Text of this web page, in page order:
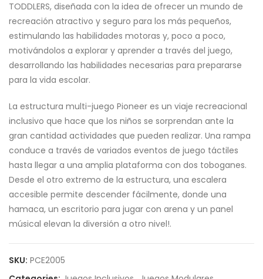
TODDLERS, diseñada con la idea de ofrecer un mundo de
recreación atractivo y seguro para los más pequeños,
estimulando las habilidades motoras y, poco a poco,
motivándolos a explorar y aprender a través del juego,
desarrollando las habilidades necesarias para prepararse
para la vida escolar.
La estructura multi-juego Pioneer es un viaje recreacional
inclusivo que hace que los niños se sorprendan ante la
gran cantidad actividades que pueden realizar. Una rampa
conduce a través de variados eventos de juego táctiles
hasta llegar a una amplia plataforma con dos toboganes.
Desde el otro extremo de la estructura, una escalera
accesible permite descender fácilmente, donde una
hamaca, un escritorio para jugar con arena y un panel
músical elevan la diversión a otro nivel!.
SKU: PCE2005